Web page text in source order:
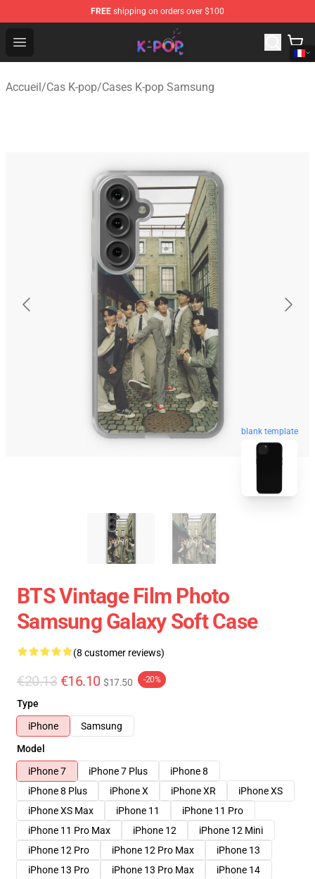
FREE shipping on orders over $100
Open menu
K-pop Store - Official K-pop Merchandise Shop
Accueil/Cas K-pop/Cases K-pop Samsung
blank template
BTS Vintage Film Photo
Samsung Galaxy Soft Case
(8 customer reviews)
€20.13 €16.10 $17.50 -20%
Type
iPhone
Samsung
Model
iPhone 7
iPhone 7 Plus
iPhone 8
iPhone 8 Plus
iPhone X iPhone XR
iPhone XS
iPhone XS Max
iPhone 11
iPhone 11 Pro
iPhone 11 Pro Max
iPhone 12
iPhone 12 Mini
iPhone 12 Pro
iPhone 12 Pro Max
iPhone 13
iPhone 13 Pro
iPhone 13 Pro Max
iPhone 14